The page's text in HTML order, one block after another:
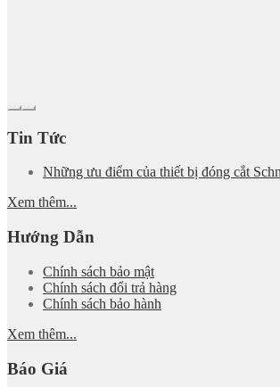
Tin Tức
Những ưu điểm của thiết bị đóng cắt
Xem thêm...
Hướng Dẫn
Chính sách bảo mật
Chính sách đổi trả hàng
Chính sách bảo hành
Xem thêm...
Báo Giá